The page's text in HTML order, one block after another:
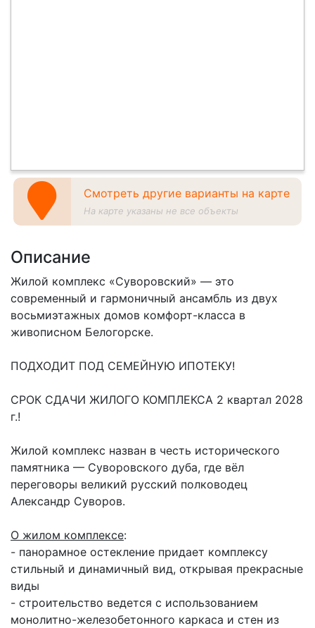
Смотреть другие варианты на карте
На карте указаны не все объекты
Описание
Жилой комплекс «Суворовский» — это
современный и гармоничный ансамбль из двух
восьмиэтажных домов комфорт-класса в
живописном Белогорске.
ПОДХОДИТ ПОД СЕМЕЙНУЮ ИПОТЕКУ!
СРОК СДАЧИ ЖИЛОГО КОМПЛЕКСА 2 квартал 2028
г.!
Жилой комплекс назван в честь исторического
памятника — Суворовского дуба, где вёл
переговоры великий русский полководец
Александр Суворов.
О жилом комплексе:
- панорамное остекление придает комплексу
стильный и динамичный вид, открывая прекрасные
виды
- строительство ведется с использованием
монолитно-железобетонного каркаса и стен из